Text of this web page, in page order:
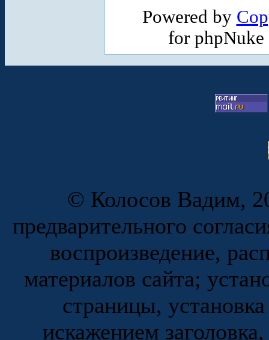
Powered by
for
© Колосов Вадим,
предварительного
воспроизведение,
материалов сайта;
страницы,
искажением